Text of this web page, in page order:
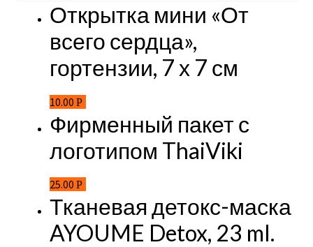
Открытка мини «От
всего сердца»,
гортензии, 7 х 7 см
10.00 Р
Фирменный пакет с
логотипом ThaiViki
25.00 Р
Тканевая детокс-маска
AYOUME Detox, 23 ml.